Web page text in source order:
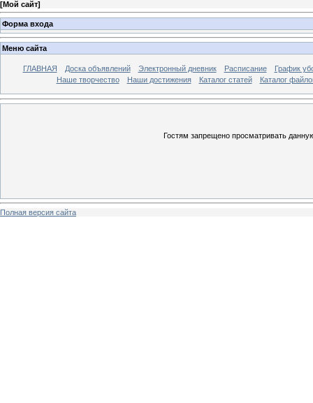
[Мой сайт]
Форма входа
Меню сайта
ГЛАВНАЯ Доска объявлений Электронный дневник Расписание
График
Наше творчество
Наши достижения Каталог статей Каталог
Гостям запрещено просматривать
Полная версия сайта